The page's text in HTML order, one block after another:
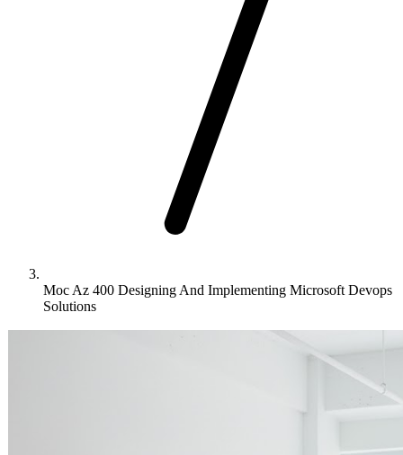
Moc Az 400 Designing And Implementing Microsoft Devops
Solutions